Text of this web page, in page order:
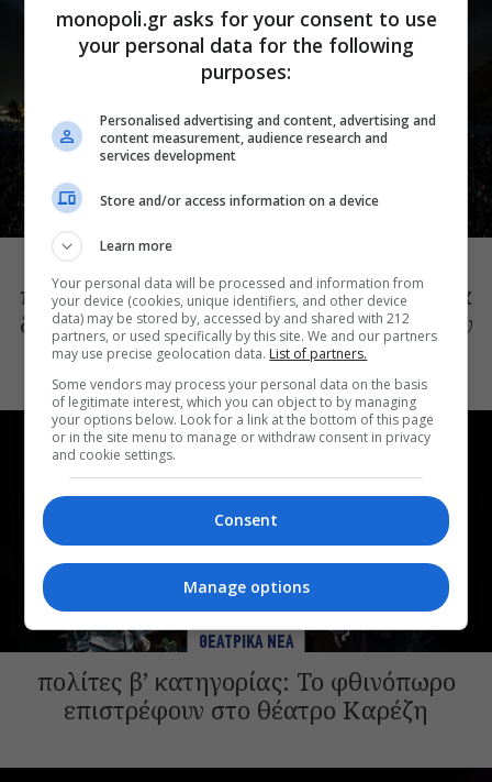
Συναυλίες, αρχαίο δράμα, κορυφαίες
παραστάσεις με θέα την Αθήνα: Όσα θα
δούμε στο Θέατρο Λυκαβηττού μέχρι τον
Οκτώβριο
ΘΕΑΤΡΙΚΑ ΝΕΑ
πολίτες β’ κατηγορίας: Το φθινόπωρο
επιστρέφουν στο θέατρο Καρέζη
monopoli.gr asks for your consent to use
your personal data for the following
purposes:
Personalised advertising and content, advertising and
content measurement, audience research and
services development
Store and/or access information on a device
Learn more
Your personal data will be processed and information from
your device (cookies, unique identifiers, and other device
data) may be stored by, accessed by and shared with 212
partners, or used specifically by this site. We and our partners
may use precise geolocation data. List of partners.
Some vendors may process your personal data on the basis
of legitimate interest, which you can object to by managing
your options below. Look for a link at the bottom of this page
or in the site menu to manage or withdraw consent in privacy
and cookie settings.
Consent
Manage options